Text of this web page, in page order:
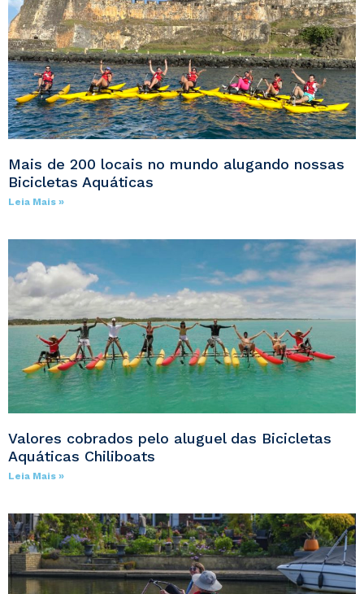
Mais de 200 locais no mundo alugando nossas
Bicicletas Aquáticas
Leia Mais »
Valores cobrados pelo aluguel das Bicicletas
Aquáticas Chiliboats
Leia Mais »